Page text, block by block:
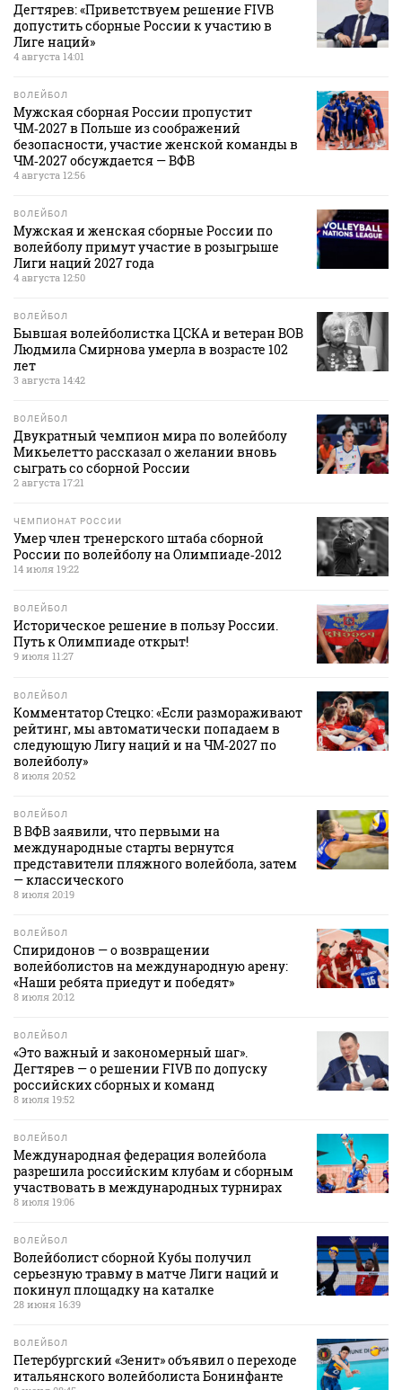
Дегтярев: «Приветствуем решение FIVB
допустить сборные России к участию в
Лиге наций»
4 августа 14:01
ВОЛЕЙБОЛ
Мужская сборная России пропустит
ЧМ‑2027 в Польше из соображений
безопасности, участие женской команды в
ЧМ‑2027 обсуждается — ВФВ
4 августа 12:56
ВОЛЕЙБОЛ
Мужская и женская сборные России по
волейболу примут участие в розыгрыше
Лиги наций 2027 года
4 августа 12:50
ВОЛЕЙБОЛ
Бывшая волейболистка ЦСКА и ветеран ВОВ
Людмила Смирнова умерла в возрасте 102
лет
3 августа 14:42
ВОЛЕЙБОЛ
Двукратный чемпион мира по волейболу
Микьелетто рассказал о желании вновь
сыграть со сборной России
2 августа 17:21
ЧЕМПИОНАТ РОССИИ
Умер член тренерского штаба сборной
России по волейболу на Олимпиаде‑2012
14 июля 19:22
ВОЛЕЙБОЛ
Историческое решение в пользу России.
Путь к Олимпиаде открыт!
9 июля 11:27
ВОЛЕЙБОЛ
Комментатор Стецко: «Если размораживают
рейтинг, мы автоматически попадаем в
следующую Лигу наций и на ЧМ‑2027 по
волейболу»
8 июля 20:52
ВОЛЕЙБОЛ
В ВФВ заявили, что первыми на
международные старты вернутся
представители пляжного волейбола, затем
— классического
8 июля 20:19
ВОЛЕЙБОЛ
Спиридонов — о возвращении
волейболистов на международную арену:
«Наши ребята приедут и победят»
8 июля 20:12
ВОЛЕЙБОЛ
«Это важный и закономерный шаг».
Дегтярев — о решении FIVB по допуску
российских сборных и команд
8 июля 19:52
ВОЛЕЙБОЛ
Международная федерация волейбола
разрешила российским клубам и сборным
участвовать в международных турнирах
8 июля 19:06
ВОЛЕЙБОЛ
Волейболист сборной Кубы получил
серьезную травму в матче Лиги наций и
покинул площадку на каталке
28 июня 16:39
ВОЛЕЙБОЛ
Петербургский «Зенит» объявил о переходе
итальянского волейболиста Бонинфанте